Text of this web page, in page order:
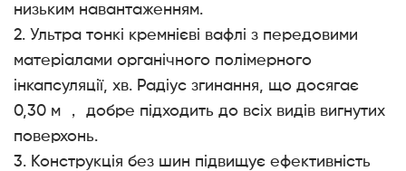
низьким навантаженням.
2. Ультра тонкі кремнієві вафлі з передовими
матеріалами органічного полімерного
інкапсуляції, хв. Радіус згинання, що досягає
0,30 м ， добре підходить до всіх видів вигнутих
поверхонь.
3. Конструкція без шин підвищує ефективність